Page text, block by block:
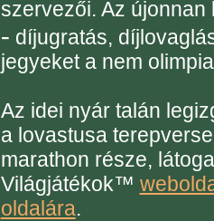
szervezői. Az
- díjugratás,
jegyeket a nem
Az idei nyár talán
a lovastusa
marathon része,
Világjátékok™
oldalára.